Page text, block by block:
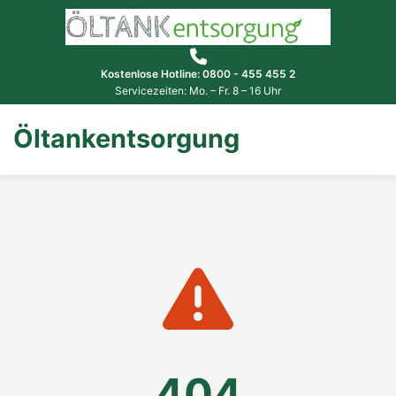
Kostenlose Hotline: 0800 - 455 455 2
Servicezeiten: Mo. – Fr. 8 – 16 Uhr
Öltankentsorgung